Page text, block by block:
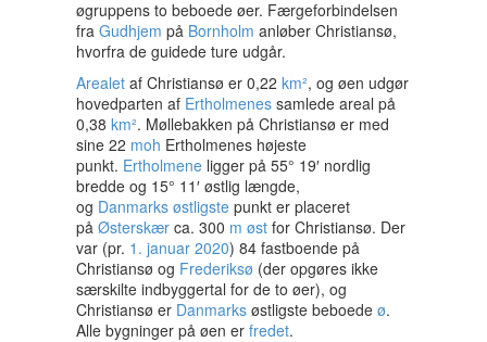
øgruppens to beboede øer. Færgeforbindelsen
fra Gudhjem på Bornholm anløber Christiansø,
hvorfra de guidede ture udgår.
Arealet af Christiansø er 0,22 km², og øen udgør
hovedparten af Ertholmenes samlede areal på
0,38 km². Møllebakken på Christiansø er med
sine 22 moh Ertholmenes højeste
punkt. Ertholmene ligger på 55° 19′ nordlig
bredde og 15° 11′ østlig længde,
og Danmarks østligste punkt er placeret
på Østerskær ca. 300 m øst for Christiansø. Der
var (pr. 1. januar 2020) 84 fastboende på
Christiansø og Frederiksø (der opgøres ikke
særskilte indbyggertal for de to øer), og
Christiansø er Danmarks østligste beboede ø.
Alle bygninger på øen er fredet.